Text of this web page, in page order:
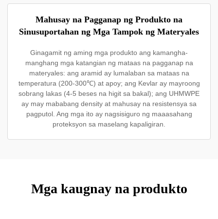
Mahusay na Pagganap ng Produkto na
Sinusuportahan ng Mga Tampok ng Materyales
Ginagamit ng aming mga produkto ang kamangha-
manghang mga katangian ng mataas na pagganap na
materyales: ang aramid ay lumalaban sa mataas na
temperatura (200-300℃) at apoy; ang Kevlar ay mayroong
sobrang lakas (4-5 beses na higit sa bakal); ang UHMWPE
ay may mababang density at mahusay na resistensya sa
pagputol. Ang mga ito ay nagsisiguro ng maaasahang
proteksyon sa maselang kapaligiran.
Mga kaugnay na produkto